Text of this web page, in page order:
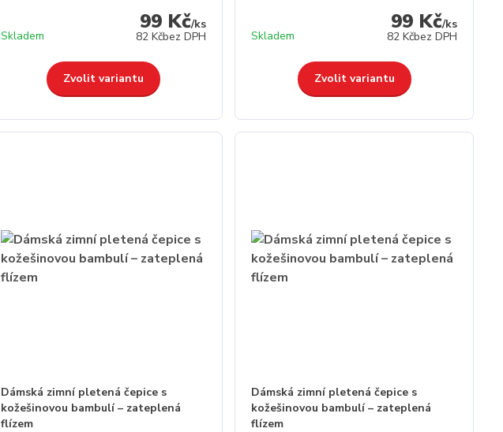
99 Kč/ks
82 Kčbez DPH
Skladem
Zvolit variantu
99 Kč/ks
82 Kčbez DPH
Skladem
Zvolit variantu
Dámská zimní pletená čepice s
kožešinovou bambulí – zateplená
flízem
Dámská zimní pletená čepice s
kožešinovou bambulí – zateplená
flízem